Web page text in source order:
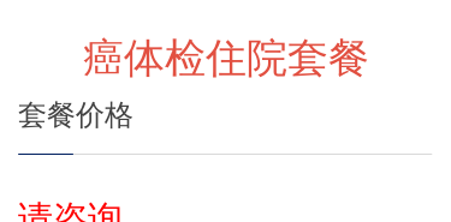
癌体检住院套餐
套餐价格